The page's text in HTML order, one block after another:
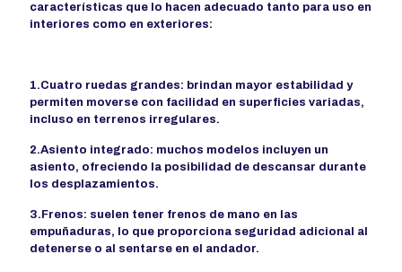
características que lo hacen adecuado tanto para uso en
interiores como en exteriores:
1.Cuatro ruedas grandes: brindan mayor estabilidad y
permiten moverse con facilidad en superficies variadas,
incluso en terrenos irregulares.
2.Asiento integrado: muchos modelos incluyen un
asiento, ofreciendo la posibilidad de descansar durante
los desplazamientos.
3.Frenos: suelen tener frenos de mano en las
empuñaduras, lo que proporciona seguridad adicional al
detenerse o al sentarse en el andador.